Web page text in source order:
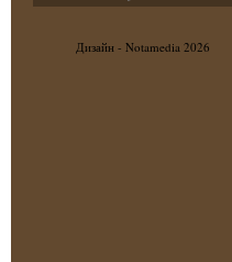
Дизайн - Notamedia 2026